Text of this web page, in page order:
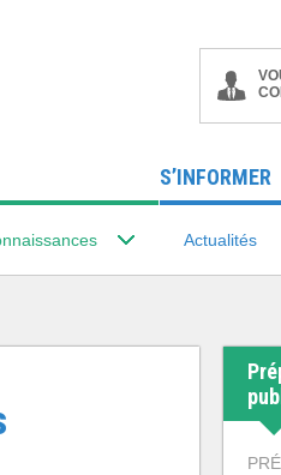
S’INFORMER
Actualités